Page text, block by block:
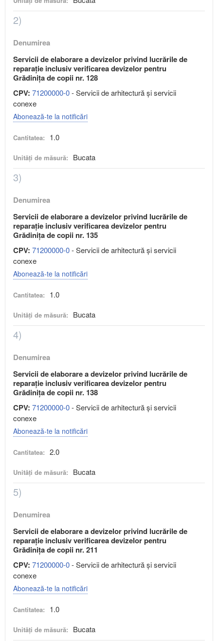
2)
Denumirea
Servicii de elaborare a devizelor privind lucrările de
reparație inclusiv verificarea devizelor pentru
Grădinița de copii nr. 128
CPV: 71200000-0- Servicii de arhitectură şi servicii
conexe
Abonează-te la notificări
Cantitatea: 1.0
Unități de măsură: Bucata
3)
Denumirea
Servicii de elaborare a devizelor privind lucrările de
reparație inclusiv verificarea devizelor pentru
Grădinița de copii nr. 135
CPV: 71200000-0- Servicii de arhitectură şi servicii
conexe
Abonează-te la notificări
Cantitatea: 1.0
Unități de măsură: Bucata
4)
Denumirea
Servicii de elaborare a devizelor privind lucrările de
reparație inclusiv verificarea devizelor pentru
Grădinița de copii nr. 138
CPV: 71200000-0- Servicii de arhitectură şi servicii
conexe
Abonează-te la notificări
Cantitatea: 2.0
Unități de măsură: Bucata
5)
Denumirea
Servicii de elaborare a devizelor privind lucrările de
reparație inclusiv verificarea devizelor pentru
Grădinița de copii nr. 211
CPV: 71200000-0- Servicii de arhitectură şi servicii
conexe
Abonează-te la notificări
Cantitatea: 1.0
Unități de măsură: Bucata